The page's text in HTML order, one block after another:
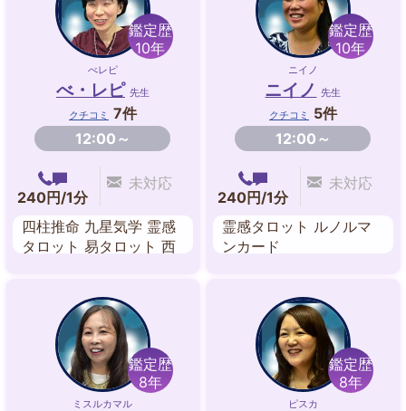
鑑定歴
10年
べレピ
べ・レピ 先生
クチコミ 7件
12:00～
240円/1分
未対応
四柱推命 九星気学 霊感
タロット 易タロット 西
鑑定歴
10年
ニイノ
ニイノ 先生
クチコミ
5件
12:00～
240円/1分
未対応
霊感タロット ルノルマ
ンカード
鑑定歴
8年
ミスルカマル
鑑定歴
8年
ピスカ